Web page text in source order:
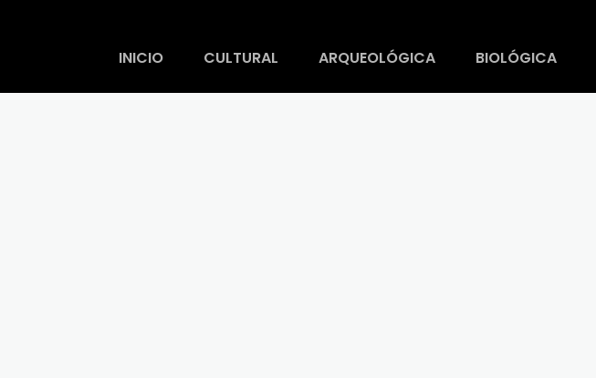
INICIO CULTURAL ARQUEOLÓGICA BIOLÓGICA